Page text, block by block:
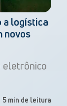
a logística
novos
eletrônico
5 min de leitura